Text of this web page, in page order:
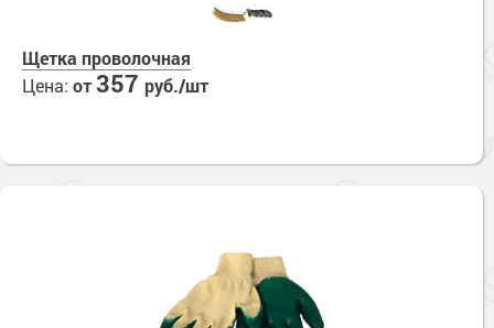
Щетка проволочная
Цена: от357 руб./шт